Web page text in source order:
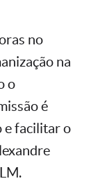
no
na
o
é
e facilitar o